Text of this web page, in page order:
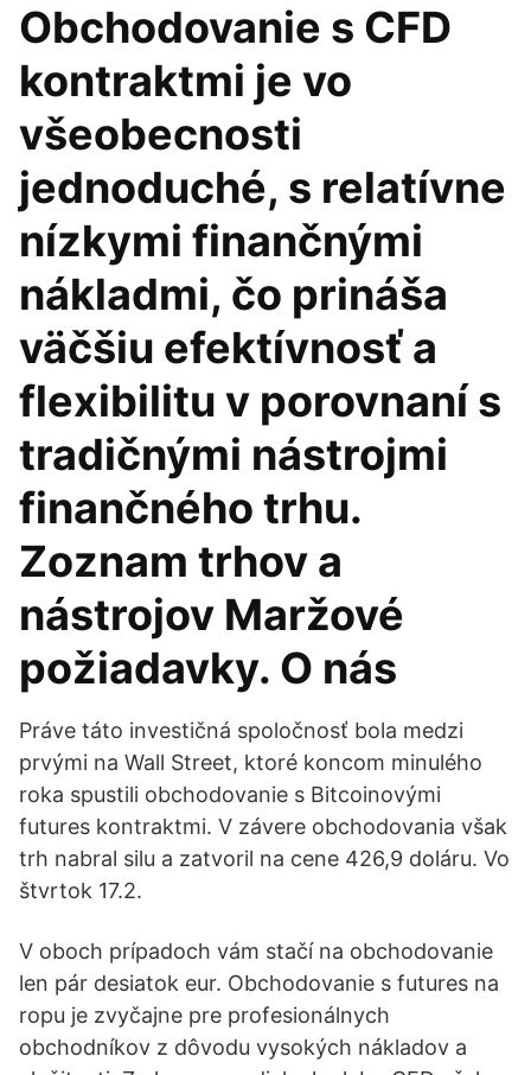
Obchodovanie s CFD
kontraktmi je vo
všeobecnosti
jednoduché, s relatívne
nízkymi finančnými
nákladmi, čo prináša
väčšiu efektívnosť a
flexibilitu v porovnaní s
tradičnými nástrojmi
finančného trhu.
Zoznam trhov a
nástrojov Maržové
požiadavky. O nás
Práve táto investičná spoločnosť bola medzi
prvými na Wall Street, ktoré koncom minulého
roka spustili obchodovanie s Bitcoinovými
futures kontraktmi. V závere obchodovania však
trh nabral silu a zatvoril na cene 426,9 doláru. Vo
štvrtok 17.2.
V oboch prípadoch vám stačí na obchodovanie
len pár desiatok eur. Obchodovanie s futures na
ropu je zvyčajne pre profesionálnych
obchodníkov z dôvodu vysokých nákladov a